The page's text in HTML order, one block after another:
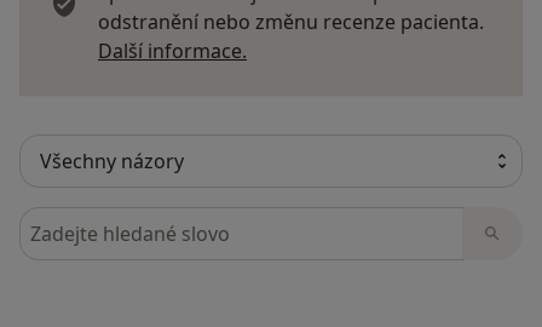
odstranění nebo změnu recenze pacienta.
Další informace.
Hledejte v názorech